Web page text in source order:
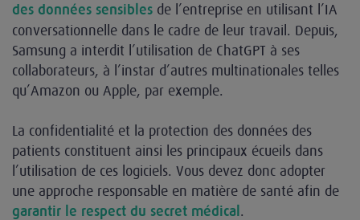
des données sensibles de l’entreprise en utilisant l’IA
conversationnelle dans le cadre de leur travail. Depuis,
Samsung a interdit l’utilisation de ChatGPT à ses
collaborateurs, à l’instar d’autres multinationales telles
qu’Amazon ou Apple, par exemple.
La confidentialité et la protection des données des
patients constituent ainsi les principaux écueils dans
l’utilisation de ces logiciels. Vous devez donc adopter
une approche responsable en matière de santé afin de
garantir le respect du secret médical .